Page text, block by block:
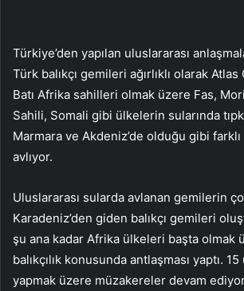
Türkiye’den yapılan uluslararası
Türk balıkçı gemileri ağırlıklı olarak Atlas
Batı Afrika sahilleri olmak üzere Fas,
Sahili, Somali gibi ülkelerin sularında
Marmara ve Akdeniz’de olduğu gibi
avlıyor.
Uluslararası sularda avlanan gemilerin
Karadeniz’den giden balıkçı gemileri
şu ana kadar Afrika ülkeleri başta olmak
balıkçılık konusunda antlaşması yaptı.
yapmak üzere müzakereler devam